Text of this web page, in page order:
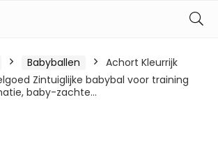
Babyballen
Achort Kleurrijk
Zintuiglijke babybal voor training
baby-zachte…